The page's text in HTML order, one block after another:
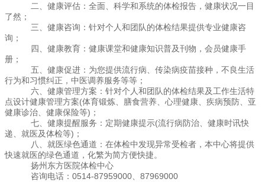
二、健康评估：全面、科学和系统的体检报告，健康状况一目
了然；
三、健康咨询：针对个人和团队的体检结果提供专业健康咨
询；
四、健康教育：健康课堂和健康知识普及刊物，会员健康手
册；
五、健康促进：为您提供流行病、传染病疫苗接种，不良生活
行为和习惯纠正，中医调养服务等等；
六、健康管理方案：针对个人和团队的体检结果及工作生活特
点设计健康管理方案(体育锻炼、膳食营养、心理健康、疾病预防、亚
健康诊治、健康保险等)；
七、健康提醒服务：定期健康提示(流行病防治、健康时讯快
递、就医及体检等)；
八、就医绿色通道：在体检中发现异常受检者，本中心将提供
快速就医的绿色通道，化繁为简方便快捷。
扬州东方医院体检中心
咨询电话：0514-87959000、87969000